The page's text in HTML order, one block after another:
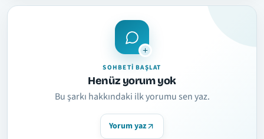
SOHBETI BAŞLAT
Henüz yorum yok
Bu şarkı hakkındaki ilk yorumu sen yaz.
Yorum yaz